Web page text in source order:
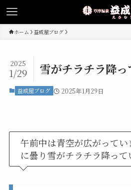
ホーム 益成屋ブログ
雪がチラチラ降
2025
1/29
益成屋ブログ 2025年1月29日
午前中は青空が広がって
に曇り雪がチラチラ降って